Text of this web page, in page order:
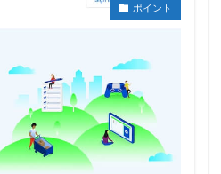
ポイント